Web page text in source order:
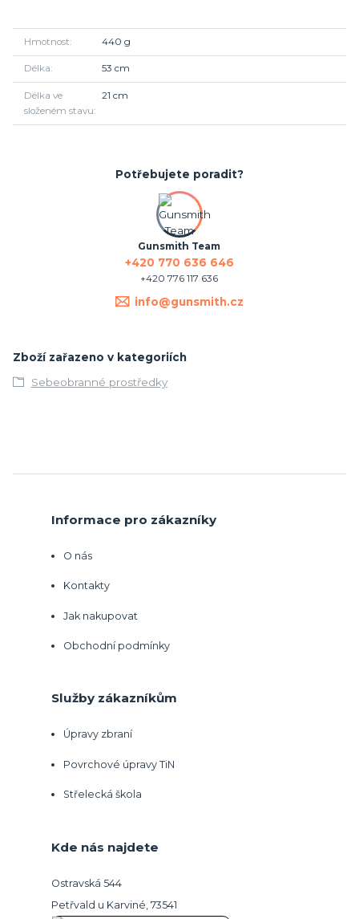
Hmotnost 440 g
Délka 53 cm
Délka ve
složeném stavu
21 cm
Potřebujete poradit?
Gunsmith Team
+420 770 636 646
+420 776 117 636
info@gunsmith.cz
Zboží zařazeno v kategoriích
Sebeobranné prostředky
Informace pro zákazníky
O nás
Kontakty
Jak nakupovat
Obchodní podmínky
Služby zákazníkům
Úpravy zbraní
Povrchové úpravy TiN
Střelecká škola
Kde nás najdete
Ostravská 544
Petřvald u Karviné, 73541